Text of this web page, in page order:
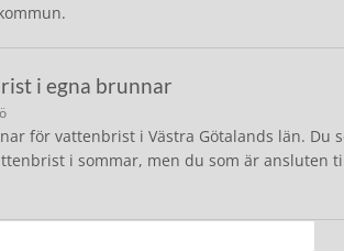
i egna brunnar
för vattenbrist i Västra Götalands län. Du
i sommar, men du som är ansluten